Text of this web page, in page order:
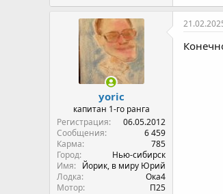
yoric
капитан 1-го ранга
Регистрация
06.05.2012
Сообщения
6 459
Карма
785
Город
Нью-сибирск
Имя
Йорик, в миру Юрий
Лодка
Ока4
Мотор
П25